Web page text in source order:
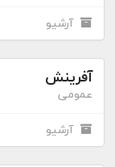
آرشیو
آفرینش
عمومی
آرشیو